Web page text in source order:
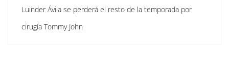
Luinder Ávila se perderá el resto de la temporada por
cirugía Tommy John